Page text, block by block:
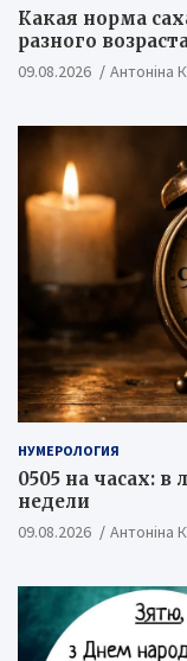
Какая норма
разного
09.08.2026 Антоніна
НУМЕРОЛОГИЯ
0505 на часах:
недели
09.08.2026 Антоніна